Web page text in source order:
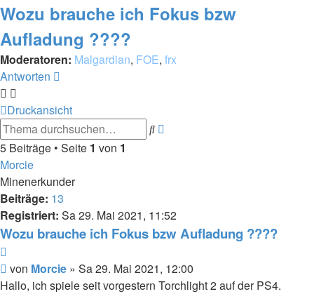
Wozu brauche ich Fokus bzw
Aufladung ????
Moderatoren: Malgardian, FOE, frx
Antworten
Druckansicht
Suche
5 Beiträge • Seite 1 von 1
Morcie
Minenerkunder
Beiträge: 13
Registriert: Sa 29. Mai 2021, 11:52
Wozu brauche ich Fokus bzw Aufladung ????
Beitrag
von Morcie » Sa 29. Mai 2021, 12:00
Hallo, ich spiele seit vorgestern Torchlight 2 auf der PS4.